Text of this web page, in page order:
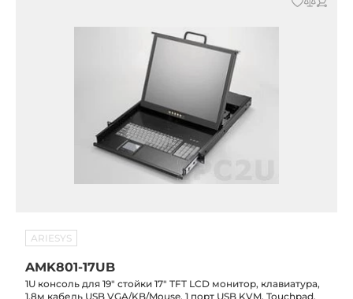
ARIESYS
AMK801-17UB
1U консоль для 19" стойки 17" TFT LCD монитор, клавиатура,
1.8м кабель USB VGA/KB/Mouse, 1 порт USB KVM, Touchpad,